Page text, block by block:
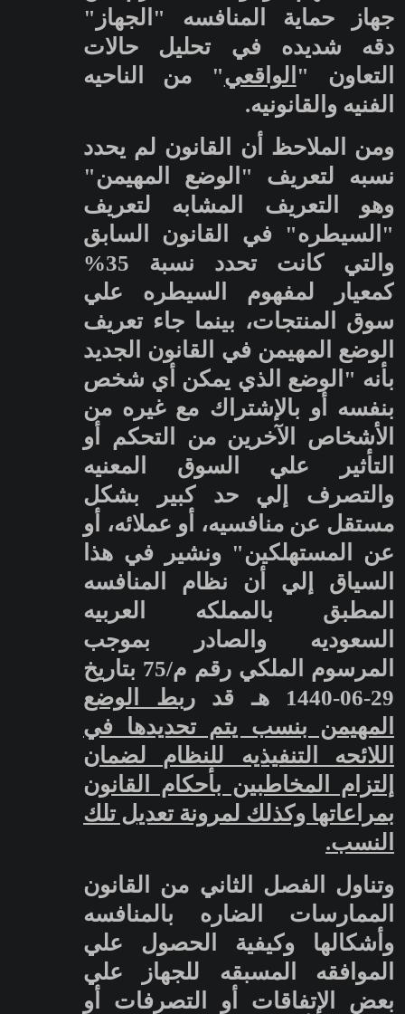
جهاز حماية المنافسه "الجهاز"
دقه شديده في تحليل حالات
التعاون " الواقعي" من الناحيه
الفنيه والقانونيه.
ومن الملاحظ أن القانون لم يحدد
نسبه لتعريف "الوضع المهيمن"
وهو التعريف المشابه لتعريف
"السيطره" في القانون السابق
والتي كانت تحدد نسبة 35%
كمعيار لمفهوم السيطره علي
سوق المنتجات، بينما جاء تعريف
الوضع المهيمن في القانون الجديد
بأنه "الوضع الذي يمكن أي شخص
بنفسه أو بالإشتراك مع غيره من
الأشخاص الآخرين من التحكم أو
التأثير علي
السوق المعنيه
والتصرف إلي حد كبير بشكل
مستقل عن منافسيه، أو عملائه، أو
عن المستهلكين" ونشير في هذا
السياق إلي أن نظام المنافسه
المطبق بالمملكه العربيه
السعوديه والصادر بموجب
المرسوم الملكي رقم م/75 بتاريخ
29-06-1440 هـ قد
ربط الوضع
المهيمن بنسب يتم تحديدها في
اللائحه التنفيذيه للنظام لضمان
إلتزام المخاطبين بأحكام القانون
بمراعاتها وكذلك لمرونة تعديل تلك
النسب.
وتناول الفصل الثاني من القانون
الممارسات الضاره بالمنافسه
وأشكالها وكيفية الحصول علي
الموافقه المسبقه للجهاز علي
بعض الإتفاقات أو التصرفات أو